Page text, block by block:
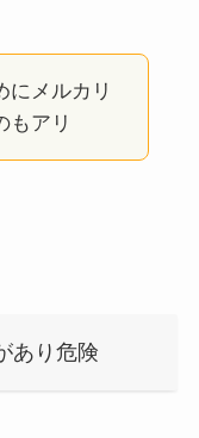
にメルカリ
もアリ
あり危険